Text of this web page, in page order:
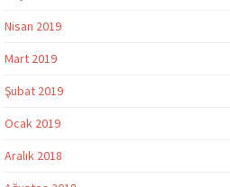
Nisan 2019
Mart 2019
Şubat 2019
Ocak 2019
Aralık 2018